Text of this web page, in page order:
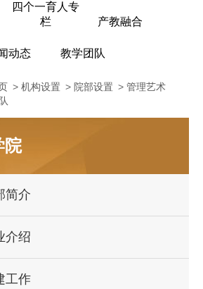
四个一育人专
栏
产教融合
动态 教学团队
> 机构设置 > 院部设置 > 管理艺术
院
简介
介绍
工作